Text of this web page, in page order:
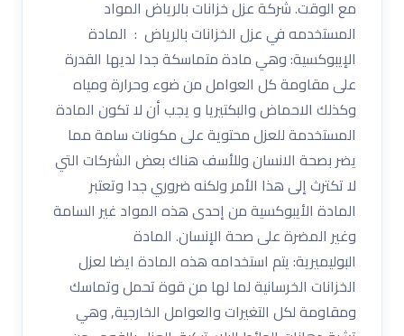
مع الوقت. شركة عزل خزانات بالرياض المواد
المستخدمه في عزل الخزانات بالرياض : المادة
الإيبوكسية: وهي مادة متماسكة جدا لديها القدرة
على مقاومة كل العوامل من ضوء وحرارة ومياه
وكذلك الاحماض والبكتيريا و يجب أن لا تكون المادة
المستخدمة للعزل محتوية على مكونات سامة مما
يضر بصحة الانسان وللأسف هناك بعض الشركات التي
لا تكترث إلى هذا الأمر ولكنه ضروري جدا وتعتبر
المادة الأيبوكسية من إحدى هذه المواد غير السامة
وغير المضرة على صحة الإنسان. المادة
البوليميرية: يتم استخدامه هذه المادة ايضا لعزل
الخزانات الخرسانية لما لها من قوة تحمل وتماسك
ومقاومة لكل التغيرات والعوامل الخارجية, وهي